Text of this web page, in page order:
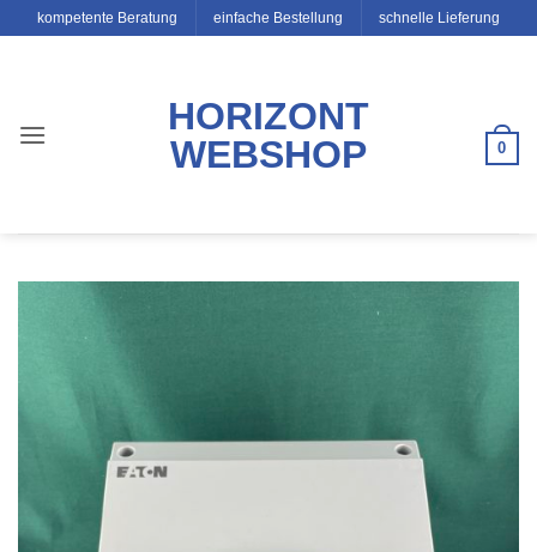
kompetente Beratung einfache Bestellung schnelle Lieferung
HORIZONT
WEBSHOP
0